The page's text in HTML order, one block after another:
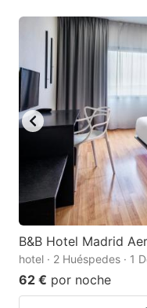
B&B Hotel Madrid
hotel · 2 Huéspedes · 1
62 € por noche